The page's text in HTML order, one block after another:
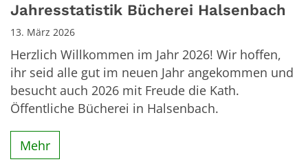
Jahresstatistik Bücherei Halsenbach
13. März 2026
Herzlich Willkommen im Jahr 2026! Wir hoffen,
ihr seid alle gut im neuen Jahr angekommen und
besucht auch 2026 mit Freude die Kath.
Öffentliche Bücherei in Halsenbach.
Mehr